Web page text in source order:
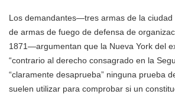
Los demandantes—tres armas de la ciudad
de armas de fuego de defensa de
1871—argumentan que la Nueva York del
“contrario al derecho consagrado en la
“claramente desaprueba” ninguna prueba
suelen utilizar para comprobar si un